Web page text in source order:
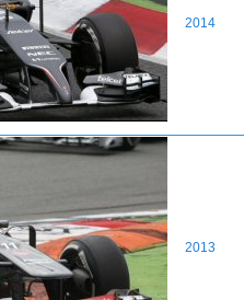
2014
2013